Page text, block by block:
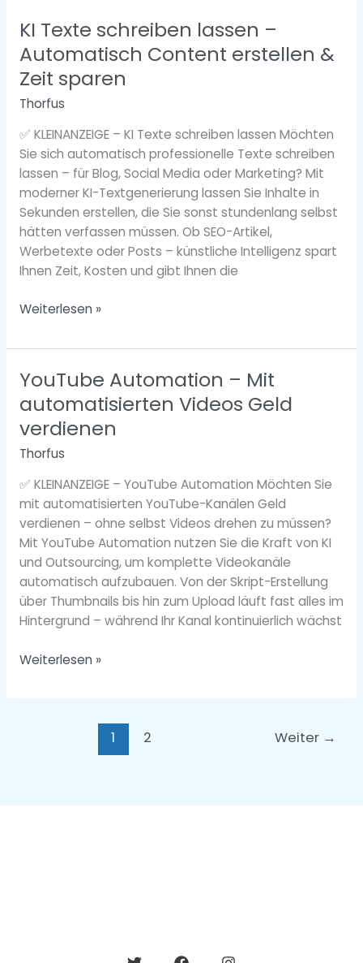
KI Texte schreiben lassen –
Automatisch Content erstellen &
Zeit sparen
Thorfus
✅ KLEINANZEIGE – KI Texte schreiben lassen Möchten
Sie sich automatisch professionelle Texte schreiben
lassen – für Blog, Social Media oder Marketing? Mit
moderner KI-Textgenerierung lassen Sie Inhalte in
Sekunden erstellen, die Sie sonst stundenlang selbst
hätten verfassen müssen. Ob SEO-Artikel,
Werbetexte oder Posts – künstliche Intelligenz spart
Ihnen Zeit, Kosten und gibt Ihnen die
KI
Texte
schreiben
lassen
–
Content
erstellen
&
Zeit
sparen
Weiterlesen »
YouTube Automation – Mit
automatisierten Videos Geld
verdienen
Thorfus
✅ KLEINANZEIGE – YouTube Automation Möchten Sie
mit automatisierten YouTube-Kanälen Geld
verdienen – ohne selbst Videos drehen zu müssen?
Mit YouTube Automation nutzen Sie die Kraft von KI
und Outsourcing, um komplette Videokanäle
automatisch aufzubauen. Von der Skript-Erstellung
über Thumbnails bis hin zum Upload läuft fast alles im
Hintergrund – während Ihr Kanal kontinuierlich wächst
YouTube
Automation
–
Mit
automatisierten
Geld
verdienen
Weiterlesen »
1 2 Weiter →